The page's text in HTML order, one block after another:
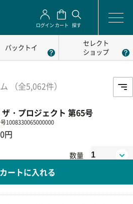
ログイン カート 探す
パックトイ
セレクト
ショップ
（全5,062件）
・プロジェクト 第65号
1008330065000000
円
数量
カートに入れる